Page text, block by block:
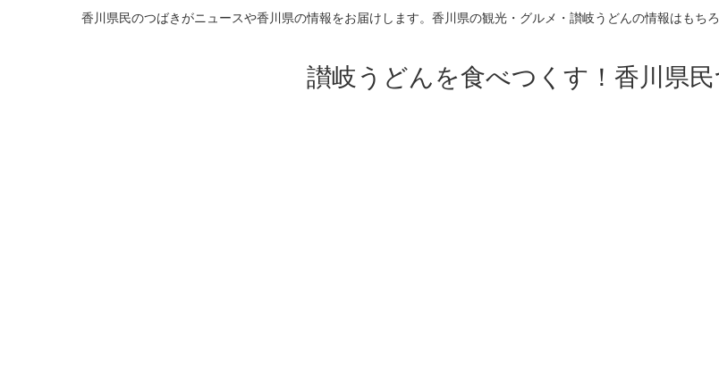
香川県民のつばきがニュースや香川県の情報をお届けします。香川県の観光・グルメ・讃岐うどんの情報はもち
讃岐うどんを食べつくす！香川県